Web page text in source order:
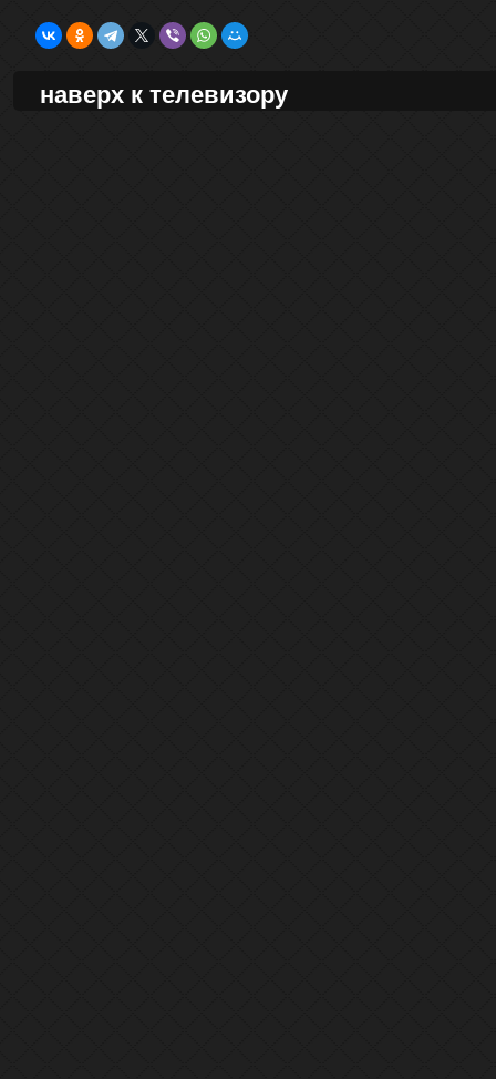
наверх к телевизору